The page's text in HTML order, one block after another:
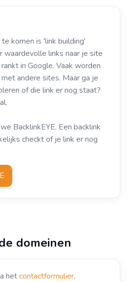
komen is 'link building'
waardevolle links naar je site
in Google. Vaak worden
andere sites. Maar ga je
of die link er nog staat?
BacklinkEYE. Een backlink
checkt of je link er nog
domeinen
hetcontactformulier.